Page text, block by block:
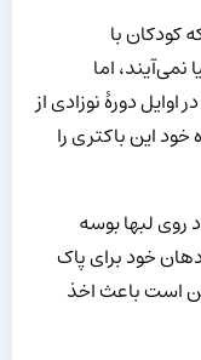
کودکان با
اما
اوایل دورهٔ نوزادی از
این باکتری را
روی لبها بوسه
خود برای پاک
است باعث اخذ